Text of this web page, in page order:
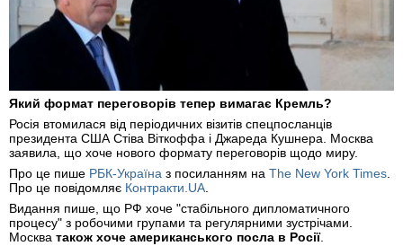
Який формат переговорів тепер вимагає Кремль?
Росія втомилася від періодичних візитів спецпосланців
президента США Стіва Віткоффа і Джареда Кушнера. Москва
заявила, що хоче нового формату переговорів щодо миру.
Про це пише РБК-Україна з посиланням на The New York Times
Про це повідомляє Контракти.UA
Видання пише, що РФ хоче "стабільного дипломатичного
процесу" з робочими групами та регулярними зустрічами.
Москва також хоче американського посла в Росії.